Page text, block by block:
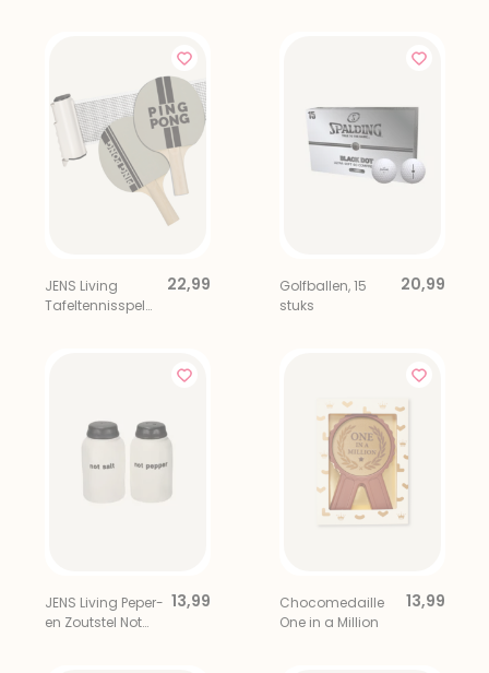
JENS Living
Tafeltennisspel
22,99
Golfballen, 15
stuks
20,99
JENS Living Peper-
en Zoutstel Not
13,99
Chocomedaille
One in a Million
13,99